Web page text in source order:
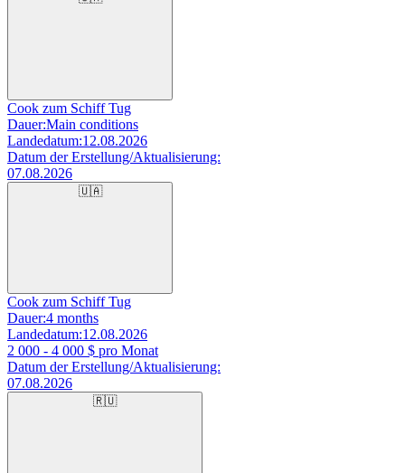
Cook zum Schiff Tug
Dauer:Main conditions
Landedatum:12.08.2026
Datum der Erstellung/Aktualisierung:
07.08.2026
🇺🇦
Cook zum Schiff Tug
Dauer:4 months
Landedatum:12.08.2026
2 000 - 4 000 $ pro Monat
Datum der Erstellung/Aktualisierung:
07.08.2026
🇷🇺